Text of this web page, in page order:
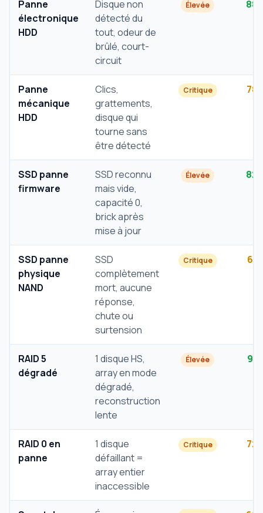
Panne
électronique
HDD
Disque non
détecté du
tout, odeur de
brûlé, court-
circuit
Élevée
Panne
mécanique
HDD
Clics,
grattements,
disque qui
tourne sans
être détecté
Critique
SSD panne
firmware
SSD reconnu
mais vide,
capacité 0,
brick après
mise à jour
Élevée
SSD panne
physique
NAND
SSD
complètement
mort, aucune
réponse,
chute ou
surtension
Critique
RAID 5
dégradé
1 disque HS,
array en mode
dégradé,
reconstruction
lente
Élevée
RAID 0 en
panne
1 disque
défaillant =
array entier
inaccessible
Critique